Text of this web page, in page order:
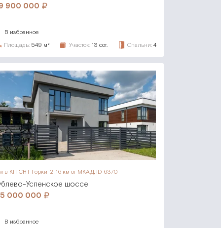
900 000
В избранное
Площадь: 549 м² Участок: 13 сот. Спальни: 4
в КП СНТ Горки-2,16 км от МКАД, ID 6370
Успенское шоссе
000 000
В избранное